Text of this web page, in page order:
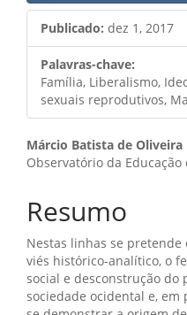
Publicado: dez 1, 2017
Palavras-chave:
Família, Liberalismo,
sexuais reprodutivos,
Conteúdo
do
artigo
principal
Márcio Batista de Oliveira
Observatório da
Resumo
Nestas linhas se pretende
viés histórico-analítico, o
social e desconstrução
sociedade ocidental e,